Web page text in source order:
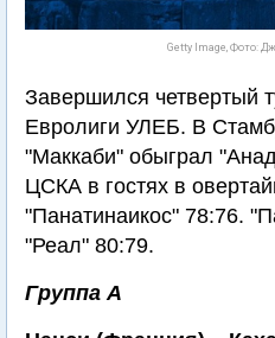
Getty Image, Фото:
Завершился четвертый
Евролиги УЛЕБ. В
"Маккаби" обыграл
ЦСКА в гостях в
"Панатинаикос" 78:76.
"Реал" 80:79.
Группа А